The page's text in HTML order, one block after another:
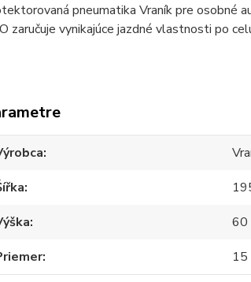
pneumatika Vraník pre osobné
zaručuje vynikajúce jazdné vlastnosti po
60
15